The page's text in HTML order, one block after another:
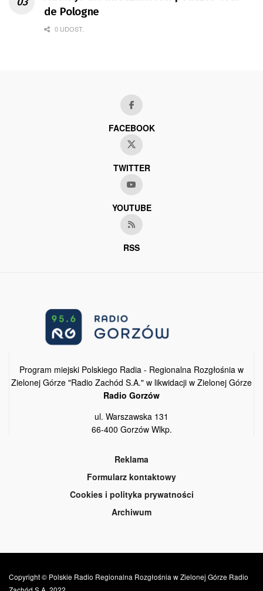
de Pologne
0 UDOST.
FACEBOOK
TWITTER
YOUTUBE
RSS
Program miejski Polskiego Radia - Regionalna Rozgłośnia w
Zielonej Górze "Radio Zachód S.A." w likwidacji w Zielonej Górze
Radio Gorzów
ul. Warszawska 131
66-400 Gorzów Wlkp.
Reklama
Formularz kontaktowy
Cookies i polityka prywatności
Archiwum
Copyright © Polskie Radio Regionalna Rozgłośnia w Zielonej Górze Radio